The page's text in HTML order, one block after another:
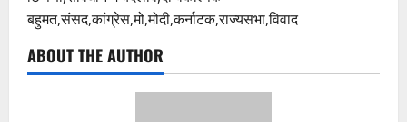
बहुमत,संसद,कांग्रेस,मो,मोदी,कर्नाटक,राज्यसभा,विवाद
ABOUT THE AUTHOR